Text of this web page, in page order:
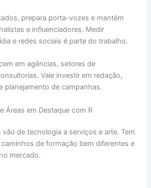
prepara porta-vozes e mantém
e influenciadores. Medir
e redes sociais é parte do trabalho.
em agências, setores de
Vale investir em redação,
planejamento de campanhas.
Áreas em Destaque com R
vão de tecnologia a serviços e arte. Tem
de formação bem diferentes e
mercado.